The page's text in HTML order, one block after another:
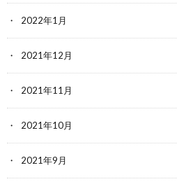
2022年1月
2021年12月
2021年11月
2021年10月
2021年9月